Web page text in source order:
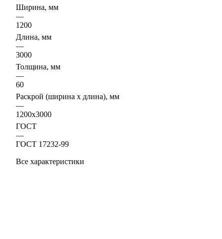
Ширина, мм
—
1200
Длина, мм
—
3000
Толщина, мм
—
60
Раскрой (ширина х длина), мм
—
1200х3000
ГОСТ
—
ГОСТ 17232-99
Все характеристики